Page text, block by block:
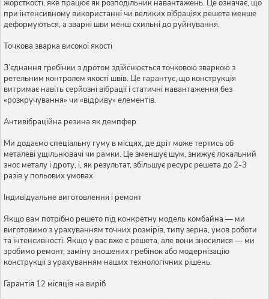
жорсткості, яке працює як розподільник навантажень. Це означає, що
при інтенсивному використанні чи великих вібраціях решета менше
деформуються, а зварні шви менш схильні до руйнування.
Точкова зварка високої якості
З’єднання гребінки з дротом здійснюється точковою зваркою з
ретельним контролем якості швів. Це гарантує, що конструкція
витримає навіть серйозні вібрації і статичні навантаження без
«розкручування» чи «відриву» елементів.
Антивібраційна резина як демпфер
Ми додаємо спеціальну гуму в місцях, де дріт може тертись об
металеві ущільнювачі чи рамки. Це зменшує шум, знижує локальний
знос металу і дроту, і, як результат, збільшує ресурс решета до 2-3
разів у польових умовах.
Індивідуальне виготовлення і ремонт
Якщо вам потрібно решето під конкретну модель комбайна — ми
виготовимо з урахуванням точних розмірів, типу зерна, умов роботи
та інтенсивності. Якщо у вас вже є решета, але вони зносилися — ми
зробимо ремонт, заміну зношених гребінок або модернізацію
конструкції з урахуванням наших технологічних рішень.
Гарантія 12 місяців на виріб